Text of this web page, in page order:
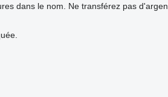
dans le nom. Ne transférez pas